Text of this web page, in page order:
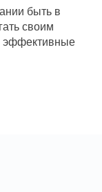
быть в
своим
эффективные